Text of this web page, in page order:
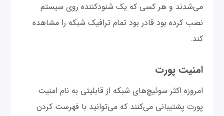
می‌شدند و هر کسی که یک شنودکننده روی سیستم
نصب کرده بود قادر بود تمام ترافیک شبکه را مشاهده
کند.
امنیت پورت
امروزه اکثر سوئیچ‌های شبکه از قابلیتی به نام امنیت
پورت پشتیبانی می‌کنند که می‌توانید با فهرست کردن